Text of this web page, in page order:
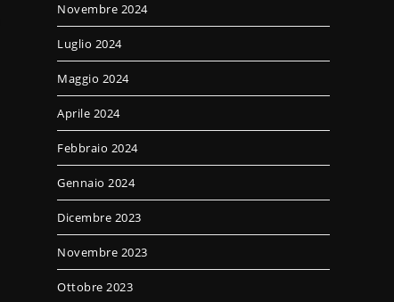
Novembre 2024
Luglio 2024
Maggio 2024
Aprile 2024
Febbraio 2024
Gennaio 2024
Dicembre 2023
Novembre 2023
Ottobre 2023